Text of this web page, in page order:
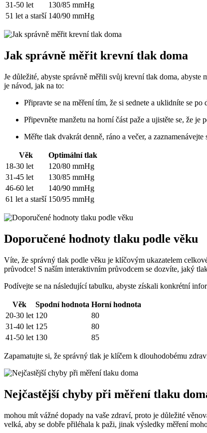
31-50 let
130/85 mmHg
51 let a starší 140/90 mmHg
Jak správně měřit krevní tlak doma
Je důležité, abyste správně měřili svůj krevní tlak doma,
je návod, jak na to:
Připravte se na měření tím, že si sednete a uklidníte se
Připevněte manžetu na horní část paže a ujistěte se, že je
Měřte tlak dvakrát denně, ráno a večer, a zaznamenávejte
Věk
Optimální tlak
18-30 let
120/80 mmHg
31-45 let
130/85 mmHg
46-60 let
140/90 mmHg
61 let a starší 150/95 mmHg
Doporučené hodnoty tlaku podle věku
Víte, že správný tlak podle věku je klíčovým ukazatelem
průvodce! S naším interaktivním průvodcem se dozvíte, jaký
Podívejte se na následující tabulku, abyste získali konkrétní
Věk Spodní hodnota Horní hodnota
20-30 let 120
80
31-40 let 125
80
41-50 let 130 85
Zapamatujte si, že správný tlak je klíčem k dlouhodobému
Nejčastější chyby při měření tlaku
mohou mít vážné dopady na vaše zdraví, proto je důležité
velká, aby se dobře přiléhala k paži, jinak výsledky měření